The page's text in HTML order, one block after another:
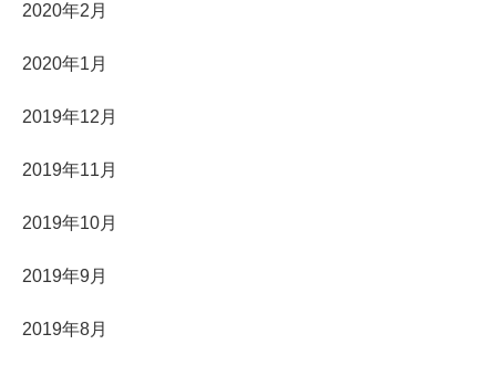
2020年2月
2020年1月
2019年12月
2019年11月
2019年10月
2019年9月
2019年8月